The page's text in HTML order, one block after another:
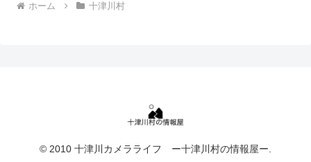
ホーム 十津川村
© 2010 十津川カメラライフ ー十津川村の情報屋ー.